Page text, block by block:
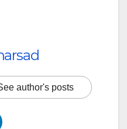
author's posts